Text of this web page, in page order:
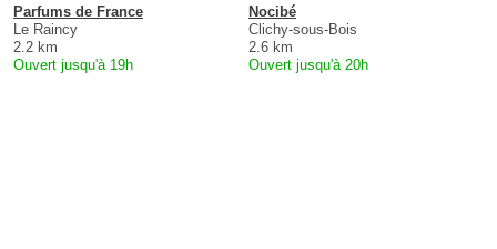
Parfums de France
Le Raincy
2.2 km
Ouvert jusqu'à 19h
Nocibé
Clichy-sous-Bois
2.6 km
Ouvert jusqu'à 20h